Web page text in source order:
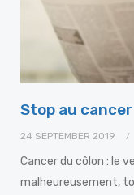
Stop au
24 SEPTEMBER 2019
Cancer du côlon : le
malheureusement,